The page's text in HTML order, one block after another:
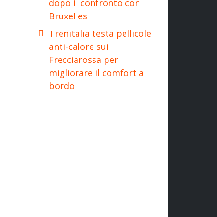
dopo il confronto con
Bruxelles
Trenitalia testa pellicole
anti-calore sui
Frecciarossa per
migliorare il comfort a
bordo